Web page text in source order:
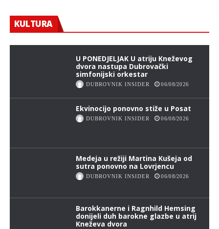
KULTURA
The Vienna Berlin Music Club na Igrama
DUBROVNIK INSIDER 06/08/2026
U PONEDJELJAK U atriju Kneževog
dvora nastupa Dubrovački
simfonijski orkestar
DUBROVNIK INSIDER 06/08/2026
Ekvinocijo ponovno stiže u Posat
DUBROVNIK INSIDER 06/08/2026
Medeja u režiji Martina Kušeja od
sutra ponovno na Lovrjencu
DUBROVNIK INSIDER 06/08/2026
Barokkanerne i Ragnhild Hemsing
donijeli duh barokne glazbe u atrij
Kneževa dvora